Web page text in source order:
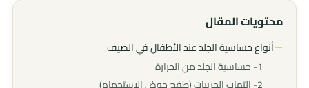
محتويات المقال
أنواع حساسية الجلد عند الأطفال في الصيف​
1- حساسية الجلد من الحرارة
2- التهاب الجريبات (طفح حوض الاستحمام)